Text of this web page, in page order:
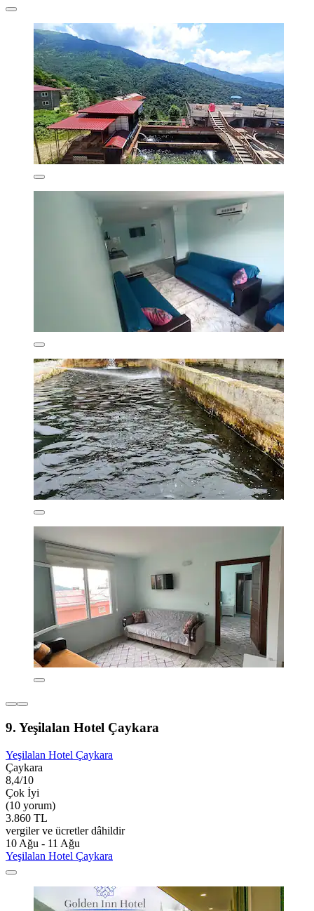
9. Yeşilalan Hotel Çaykara
Yeşilalan Hotel Çaykara
Çaykara
8,4/10
Çok İyi
(10 yorum)
3.860 TL
vergiler ve ücretler dâhildir
10 Ağu - 11 Ağu
Yeşilalan Hotel Çaykara